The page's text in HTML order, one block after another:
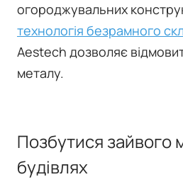
огороджувальних
технологія безрамного
Aestech дозволяє
металу.
Позбутися зайвого
будівлях